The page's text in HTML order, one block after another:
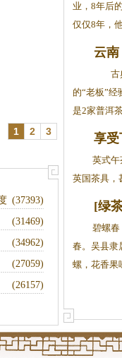
1 2 3
(37393)
(31469)
(34962)
(27059)
(26157)
业，8年后
仅仅8年，
云南
古典
的“老板”经
是2家普洱
享受
英式
英国茶具
[绿
碧螺春
春。吴县隶
螺，花香果